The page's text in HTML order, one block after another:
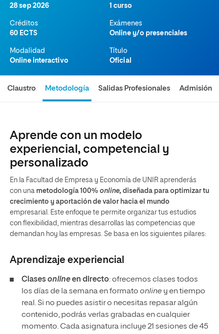
28 sep 2026
1 curso
Créditos
60 ECTS
Exámenes
Online y/o presenciales
Modalidad
Online interactivo
Título
Oficial
Claustro Metodología Salidas Profesionales Admisión
Aprende con un modelo
experiencial, competencial y
personalizado
En la Facultad de Empresa y Economía de UNIR aprenderás
con una metodología 100% online, diseñada para optimizar tu
crecimiento y aportación de valor hacia el mundo
empresarial. Este enfoque te permite organizar tus estudios
con flexibilidad, mientras desarrollas las competencias que
demandan hoy las empresas. Se basa en los siguientes pilares:
Aprendizaje experiencial
Clasesonlineen directo: ofrecemos clases todos
los días de la semana en formato online y en tiempo
real. Si no puedes asistir o necesitas repasar algún
contenido, podrás verlas grabadas en cualquier
momento. Cada asignatura incluye 21 sesiones de 45